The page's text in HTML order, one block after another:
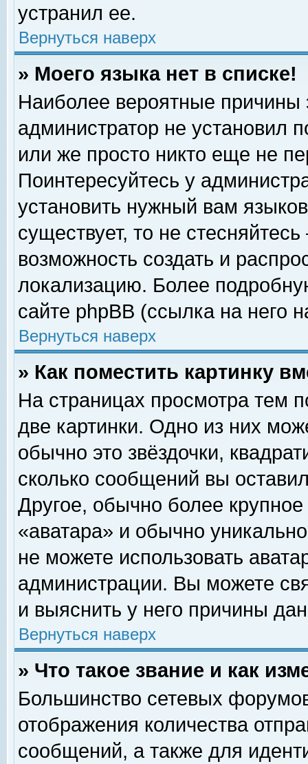
устранил ее.
Вернуться наверх
» Моего языка нет в списке!
Наиболее вероятные причины
администратор не установил
или же просто никто еще не
Поинтересуйтесь у
установить нужный вам
существует, то не
возможность создать и
локализацию. Более
сайте phpBB (ссылка на него
Вернуться наверх
» Как поместить картинку
На страницах просмотра тем
две картинки. Одно из них
обычно это звёздочки,
сколько сообщений вы
Другое, обычно более
«аватара» и обычно
не можете использовать
администрации. Вы можете
и выяснить у него причины
Вернуться наверх
» Что такое звание и как
Большинство сетевых
отображения количества
сообщений, а также для